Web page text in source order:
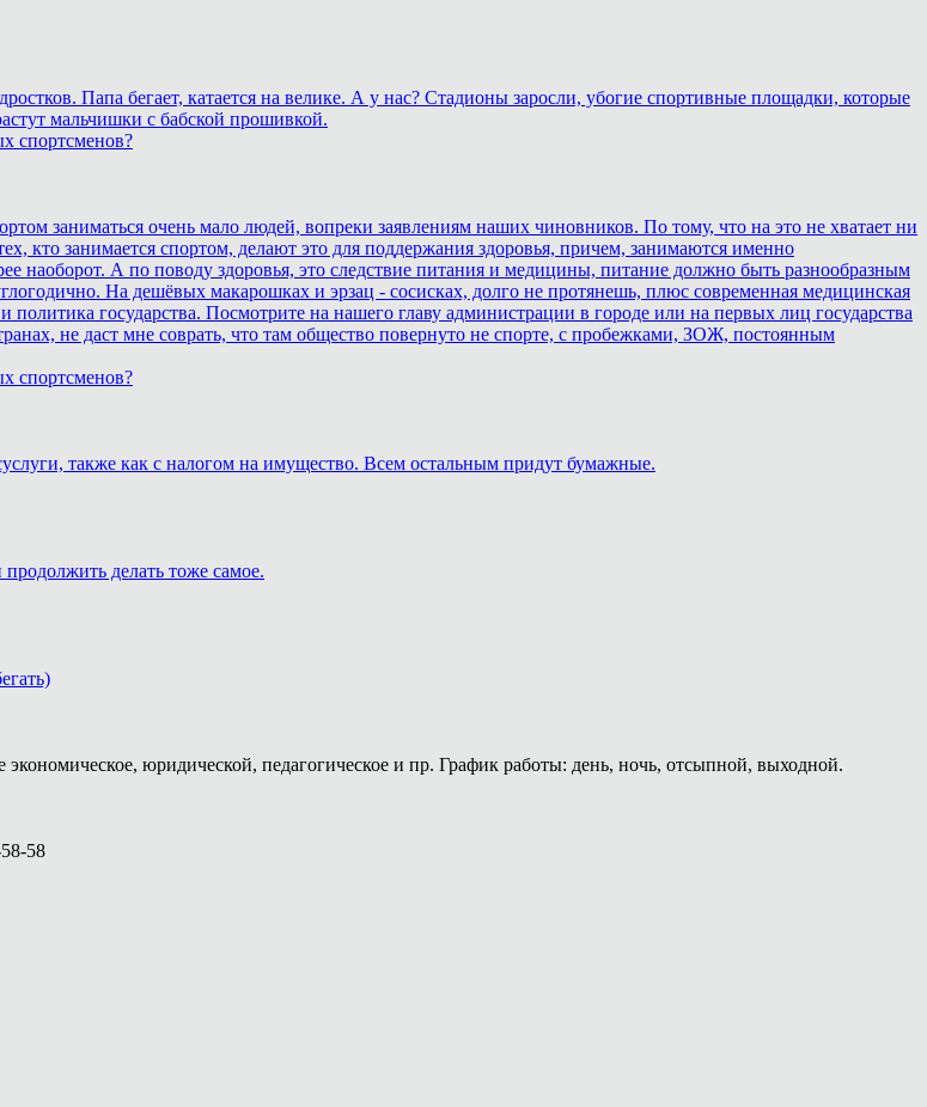
Папа бегает, катается на велике. А у нас? Стадионы заросли, убогие спортивные площадки, которые
мальчишки с бабской прошивкой.
спортсменов?
заниматься очень мало людей, вопреки заявлениям наших чиновников. По тому, что на это не хватает ни
кто занимается спортом, делают это для поддержания здоровья, причем, занимаются именно
наоборот. А по поводу здоровья, это следствие питания и медицины, питание должно быть разнообразным
На дешёвых макарошках и эрзац - сосисках, долго не протянешь, плюс современная медицинская
государства. Посмотрите на нашего главу администрации в городе или на первых лиц государства
не даст мне соврать, что там общество повернуто не спорте, с пробежками, ЗОЖ, постоянным
спортсменов?
также как с налогом на имущество. Всем остальным придут бумажные.
делать тоже самое.
юридической, педагогическое и пр. График работы: день, ночь, отсыпной, выходной.
58